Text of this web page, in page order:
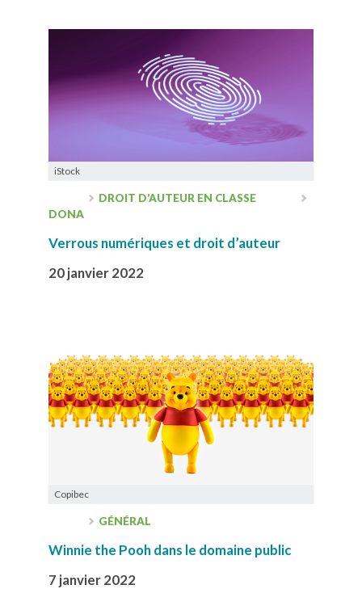
iStock
DROIT D’AUTEUR EN CLASSE
DONA
Verrous numériques et droit d’auteur
20 janvier 2022
Copibec
GÉNÉRAL
Winnie the Pooh dans le domaine public
7 janvier 2022